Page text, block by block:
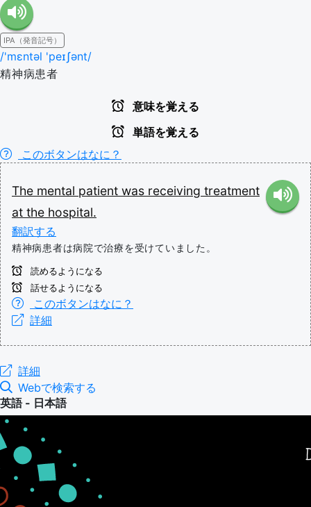
IPA（発音記号）
/'mɛntəl 'peɪʃənt/
精神病患者
意味を覚える
単語を覚える
このボタンはなに？
The mental patient was receiving treatment
at the hospital.
翻訳する
精神病患者は病院で治療を受けていました。
読めるようになる
話せるようになる
このボタンはなに？
詳細
詳細
Webで検索する
英語 - 日本語